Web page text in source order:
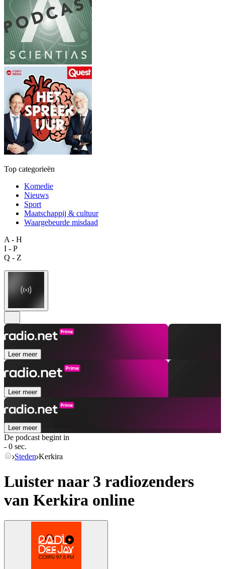
Top categorieën
Komedie
Nieuws
Sport
Maatschappij & cultuur
Waargebeurde misdaad
A - H
I - P
Q - Z
Leer meer
Leer meer
Leer meer
De podcast begint in
- 0 sec.
Steden Kerkira
Luister naar 3 radiozenders
van Kerkira online